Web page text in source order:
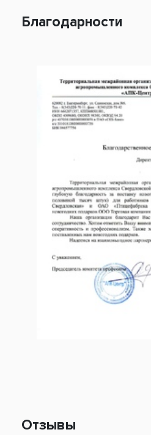
Благодарности
Отзывы